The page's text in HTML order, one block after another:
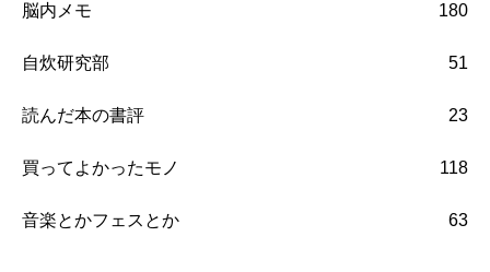
脳内メモ 180
自炊研究部 51
読んだ本の書評 23
買ってよかったモノ 118
音楽とかフェスとか 63